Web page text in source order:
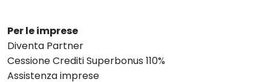
Per le imprese
Diventa Partner
Cessione Crediti Superbonus 110%
Assistenza imprese